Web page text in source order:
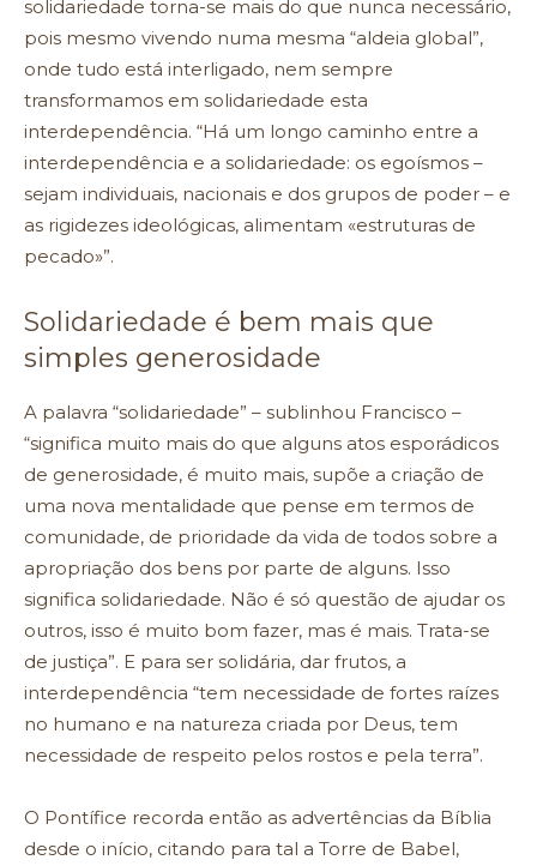
solidariedade torna-se mais do que nunca necessário,
pois mesmo vivendo numa mesma “aldeia global”,
onde tudo está interligado, nem sempre
transformamos em solidariedade esta
interdependência. “Há um longo caminho entre a
interdependência e a solidariedade: os egoísmos –
sejam individuais, nacionais e dos grupos de poder – e
as rigidezes ideológicas, alimentam «estruturas de
pecado»”.
Solidariedade é bem mais que
simples generosidade
A palavra “solidariedade” – sublinhou Francisco –
“significa muito mais do que alguns atos esporádicos
de generosidade, é muito mais, supõe a criação de
uma nova mentalidade que pense em termos de
comunidade, de prioridade da vida de todos sobre a
apropriação dos bens por parte de alguns. Isso
significa solidariedade. Não é só questão de ajudar os
outros, isso é muito bom fazer, mas é mais. Trata-se
de justiça”. E para ser solidária, dar frutos, a
interdependência “tem necessidade de fortes raízes
no humano e na natureza criada por Deus, tem
necessidade de respeito pelos rostos e pela terra”.
O Pontífice recorda então as advertências da Bíblia
desde o início, citando para tal a Torre de Babel,